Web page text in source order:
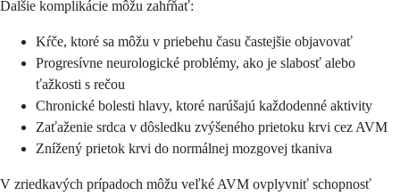
Ďalšie komplikácie môžu zahŕňať:
Kŕče, ktoré sa môžu v priebehu času častejšie objavovať
Progresívne neurologické problémy, ako je slabosť alebo
ťažkosti s rečou
Chronické bolesti hlavy, ktoré narúšajú každodenné aktivity
Zaťaženie srdca v dôsledku zvýšeného prietoku krvi cez AVM
Znížený prietok krvi do normálnej mozgovej tkaniva
V zriedkavých prípadoch môžu veľké AVM ovplyvniť schopnosť